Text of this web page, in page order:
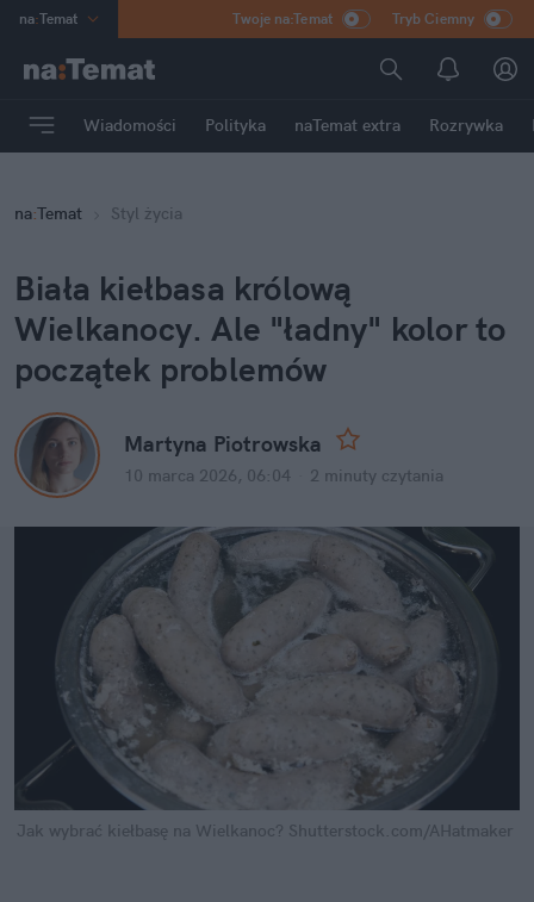
na:Temat
Poland
mama
Rozrywka
Twoje na:Temat Tryb Ciemny
Wiadomości Polityka naTemat extra Rozrywka
na:Temat Styl życia
Biała kiełbasa królową
Wielkanocy. Ale "ładny" kolor to
początek problemów
Martyna Piotrowska
10 marca 2026, 06:04 2 minuty czytania
Jak wybrać kiełbasę na Wielkanoc? Shutterstock.com/AHatmaker